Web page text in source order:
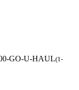
GO-U-HAUL(1-